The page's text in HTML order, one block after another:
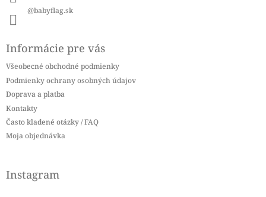
@babyflag.sk
Informácie pre vás
Všeobecné obchodné podmienky
Podmienky ochrany osobných údajov
Doprava a platba
Kontakty
Často kladené otázky / FAQ
Moja objednávka
Instagram